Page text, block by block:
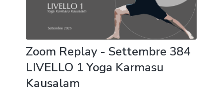
Zoom Replay - Settembre 384
LIVELLO 1 Yoga Karmasu
Kausalam